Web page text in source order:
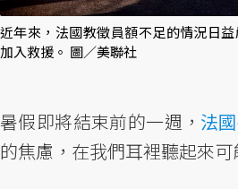
近年來，法國教徵員額不足的情況日
加入救援。 圖／美聯社
暑假即將結束前的一週， 法國
的焦慮，在我們耳裡聽起來可